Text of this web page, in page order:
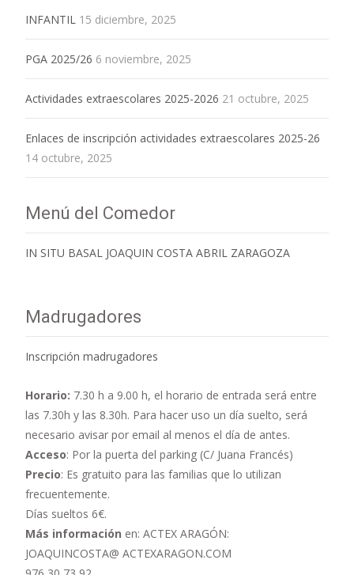
INFANTIL 15 diciembre, 2025
PGA 2025/26 6 noviembre, 2025
Actividades extraescolares 2025-2026 21 octubre, 2025
Enlaces de inscripción actividades extraescolares 2025-26
14 octubre, 2025
Menú del Comedor
IN SITU BASAL JOAQUIN COSTA ABRIL ZARAGOZA
Madrugadores
Inscripción madrugadores
Horario: 7.30 h a 9.00 h, el horario de entrada será entre
las 7.30h y las 8.30h. Para hacer uso un día suelto, será
necesario avisar por email al menos el día de antes.
Acceso: Por la puerta del parking (C/ Juana Francés)
Precio: Es gratuito para las familias que lo utilizan
frecuentemente.
Días sueltos 6€.
Más información en: ACTEX ARAGÓN:
JOAQUINCOSTA@ ACTEXARAGON.COM